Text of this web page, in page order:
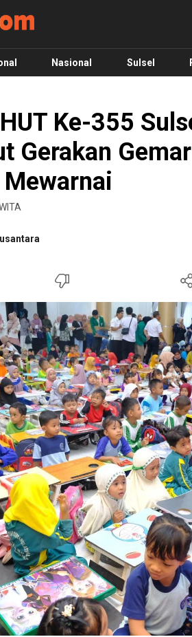
Hari Ini, Jalurinfo.com
Nasional Sulsel
Ke-355
Gerakan